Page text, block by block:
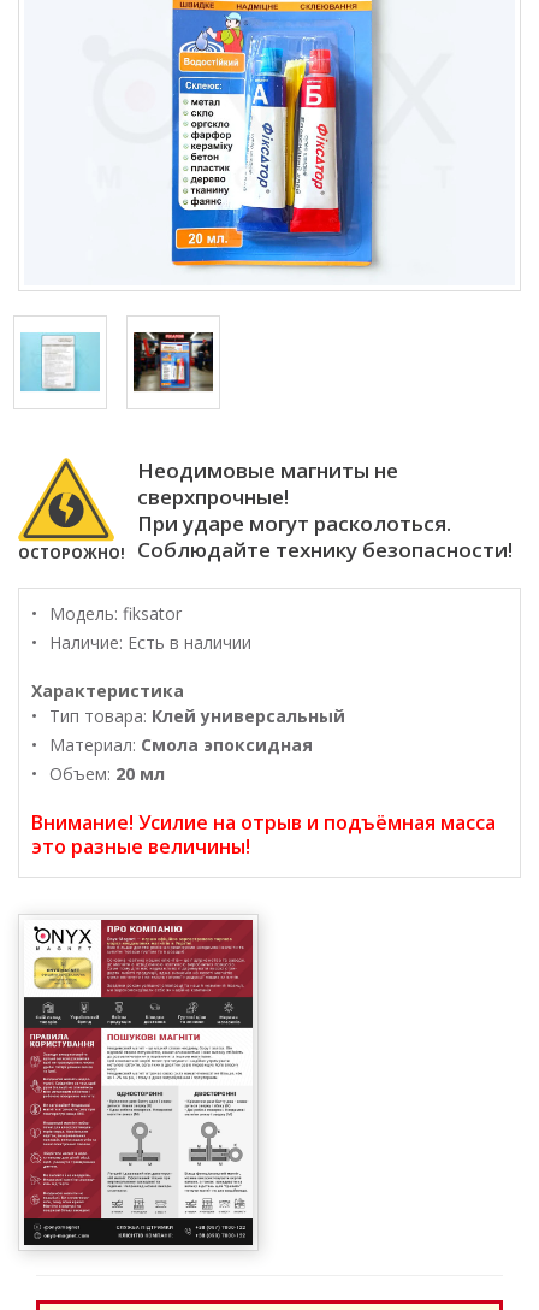
ОСТОРОЖНО!
Неодимовые магниты не
сверхпрочные!
При ударе могут расколоться.
Соблюдайте технику безопасности!
Модель: fiksator
Наличие: Есть в наличии
Характеристика
Тип товара: Клей универсальный
Материал: Смола эпоксидная
Объем: 20 мл
Внимание! Усилие на отрыв и подъёмная масса
это разные величины!